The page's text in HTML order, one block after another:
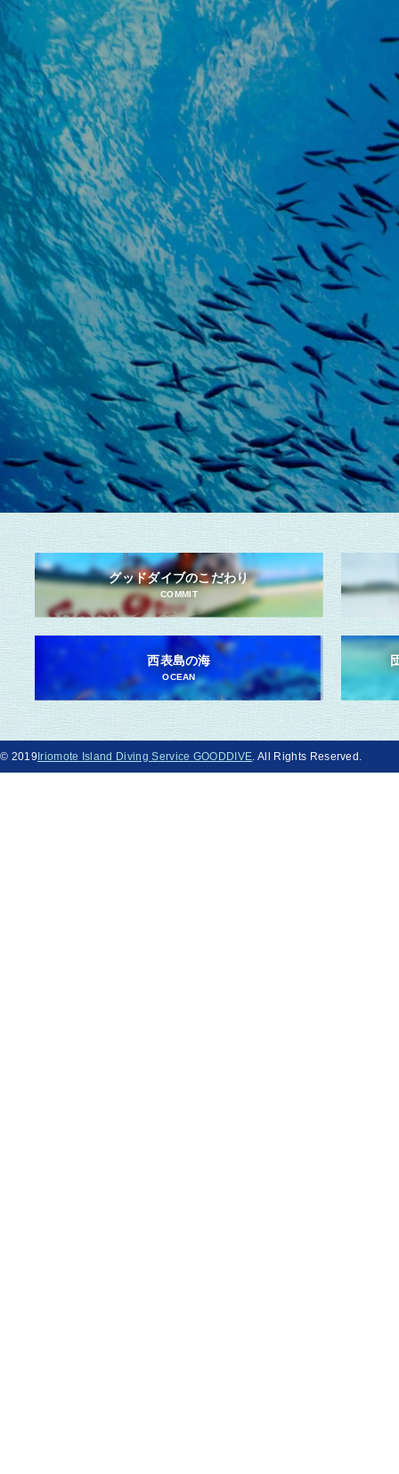
グッドダイブのこだわり
COMMIT
西表島の海
OCEAN
© 2019Iriomote Island Diving Service GOODDIVE . All Rights Reserved.